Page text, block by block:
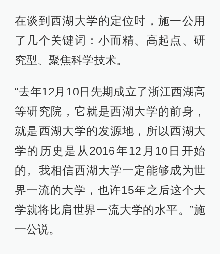
在谈到西湖大学的定位时，施一公用
了几个关键词：小而精、高起点、研
究型、聚焦科学技术。
“去年12月10日先期成立了浙江西湖高
等研究院，它就是西湖大学的前身，
就是西湖大学的发源地，所以西湖大
学的历史是从2016年12月10日开始
的。我相信西湖大学一定能够成为世
界一流的大学，也许15年之后这个大
学就将比肩世界一流大学的水平。”施
一公说。